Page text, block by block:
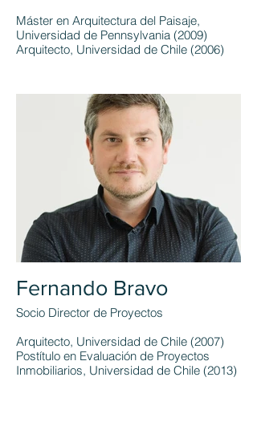
Máster en Arquitectura del Paisaje,
Universidad de Pennsylvania (2009)
Arquitecto, Universidad de Chile (2006)
Fernando Bravo
Socio Director de Proyectos
Arquitecto, Universidad de Chile (2007)
Postítulo en Evaluación de Proyectos
Inmobiliarios, Universidad de Chile (2013)